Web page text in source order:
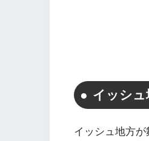
イッシュ
イッシュ地方